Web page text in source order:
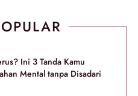
Ini 3 Tanda Kamu
Mental tanpa Disadari